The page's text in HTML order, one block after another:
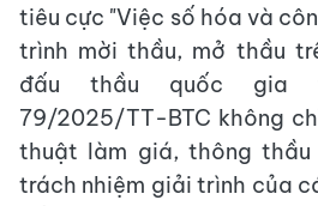
tiêu cực "Việc số hóa và
trình mời thầu, mở thầu
đấu thầu quốc gia
79/2025/TT-BTC không
thuật làm giá, thông thầu
trách nhiệm giải trình của